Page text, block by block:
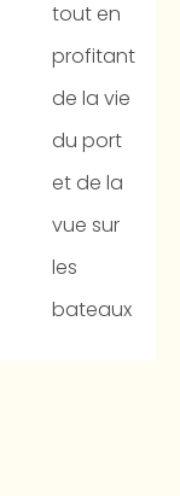
tout en
profitant
de la vie
du port
et de la
vue sur
les
bateaux